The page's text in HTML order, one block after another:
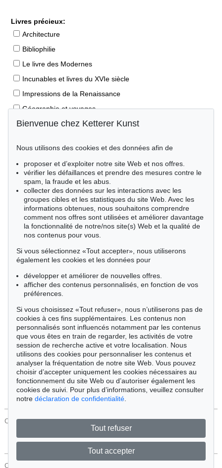
Livres précieux:
Architecture
Bibliophilie
Le livre des Modernes
Incunables et livres du XVIe siècle
Impressions de la Renaissance
Géographie et voyages
Éditions princeps
Livres pour enfants
Style de vie
Événements clés des sciences naturelles
Littérature mondiale
Littérature économique
Cimélie
Trier par:
Tous les objets
Offres actuelles
Objets vendus
Chercher
CONTACT Protection Des Données
CONTACT
Bienvenue chez Ketterer Kunst
Nous utilisons des cookies et des données afin de
proposer et d’exploiter notre site Web et nos offres.
vérifier les défaillances et prendre des mesures contre le
spam, la fraude et les abus.
collecter des données sur les interactions avec les
groupes cibles et les statistiques du site Web. Avec les
informations obtenues, nous souhaitons comprendre
comment nos offres sont utilisées et améliorer davantage
la fonctionnalité de notre/nos site(s) Web et la qualité de
nos contenus pour vous.
Si vous sélectionnez «Tout accepter», nous utiliserons
également les cookies et les données pour
développer et améliorer de nouvelles offres.
afficher des contenus personnalisés, en fonction de vos
préférences.
Si vous choisissez «Tout refuser», nous n’utiliserons pas de
cookies à ces fins supplémentaires. Les contenus non
personnalisés sont influencés notamment par les contenus
que vous êtes en train de regarder, les activités de votre
session de recherche active et votre localisation. Nous
utilisons des cookies pour personnaliser les contenus et
analyser la fréquentation de notre site Web. Vous pouvez
choisir d’accepter uniquement les cookies nécessaires au
fonctionnement du site Web ou d’autoriser également les
cookies de suivi. Pour plus d’informations, veuillez consulter
notre déclaration de confidentialité
Tout refuser
Tout accepter